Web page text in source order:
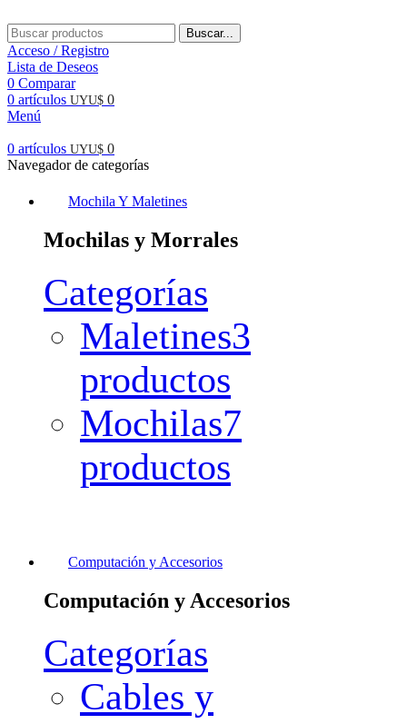
Buscar...
Acceso / Registro
Lista de Deseos
0 Comparar
0 artículos UYU$ 0
Menú
0 artículos UYU$ 0
Navegador de categorías
Mochila Y Maletines
Mochilas y Morrales
Categorías
Maletines3
productos
Mochilas7
productos
Computación y Accesorios
Computación y Accesorios
Categorías
Cables y